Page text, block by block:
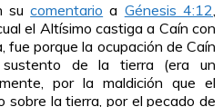
sucomentario a Génesis 4:12,
el Altísimo castiga a Caín con
fue porque la ocupación de Caín
de la tierra (era un
por la maldición que el
sobre la tierra, por el pecado de